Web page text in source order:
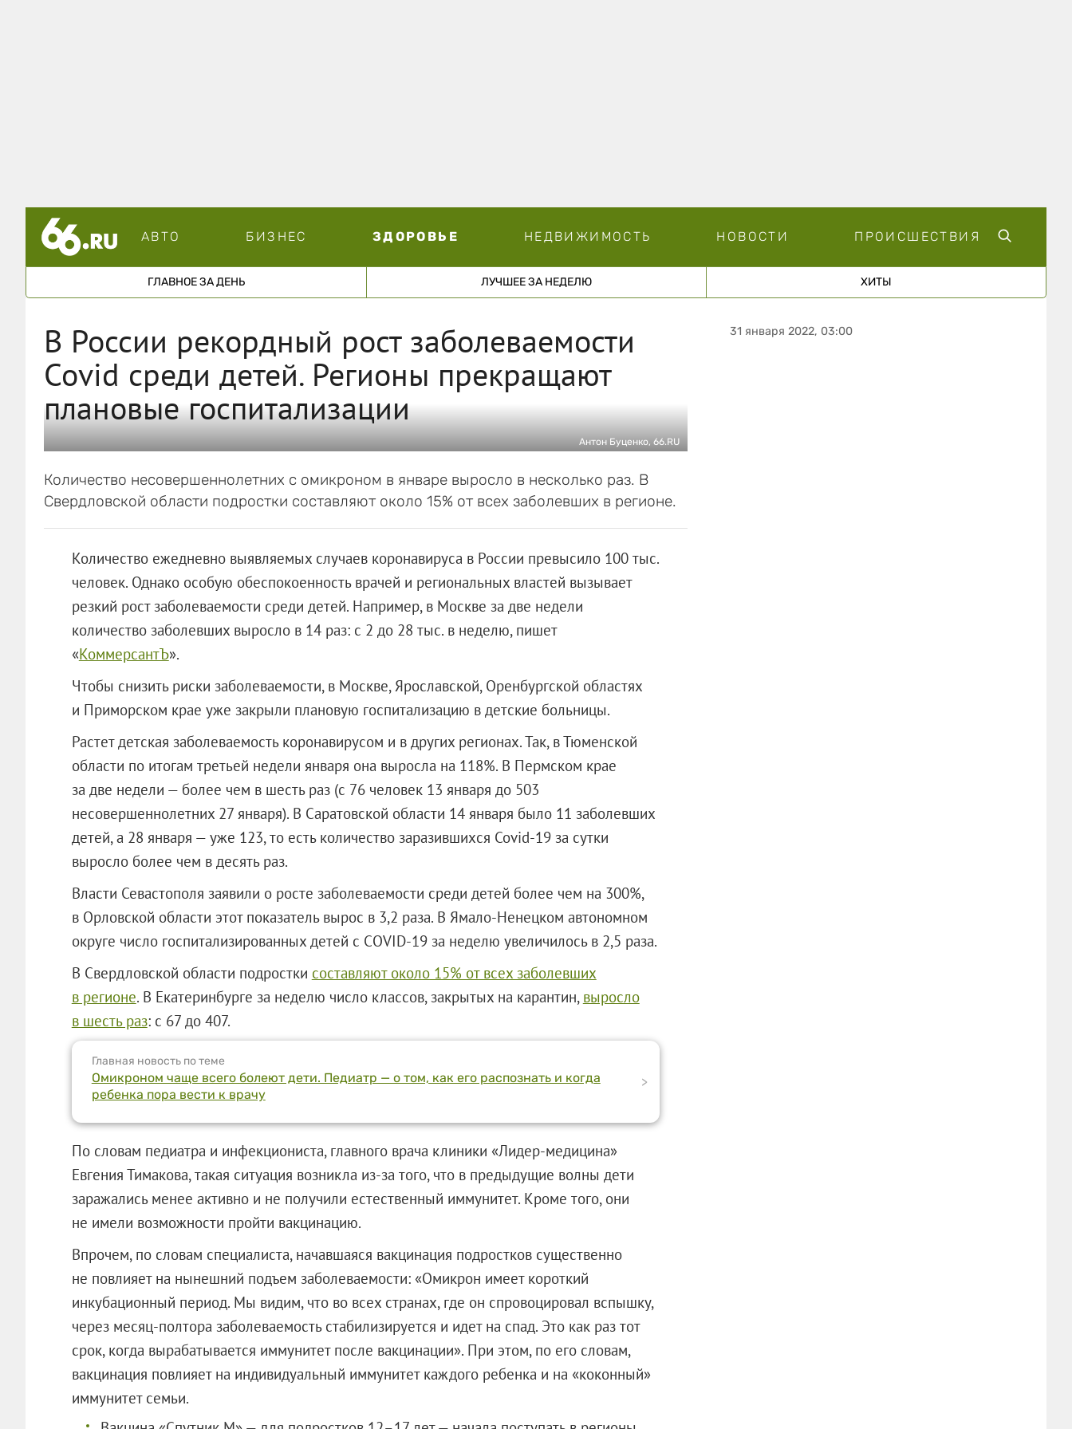
АВТО БИЗНЕС ЗДОРОВЬЕ НЕДВИЖИМОСТЬ НОВОСТИ ПРОИСШЕСТВИЯ
ГЛАВНОЕ ЗА ДЕНЬ ЛУЧШЕЕ ЗА НЕДЕЛЮ ХИТЫ
В России рекордный рост заболеваемости
Covid среди детей. Регионы прекращают
плановые госпитализации
Антон Буценко, 66.RU
Количество несовершеннолетних с омикроном в январе выросло в несколько раз. В
Свердловской области подростки составляют около 15% от всех заболевших в регионе.
Количество ежедневно выявляемых случаев коронавируса в России превысило 100 тыс.
человек. Однако особую обеспокоенность врачей и региональных властей вызывает
резкий рост заболеваемости среди детей. Например, в Москве за две недели
количество заболевших выросло в 14 раз: с 2 до 28 тыс. в неделю, пишет
«КоммерсантЪ».
Чтобы снизить риски заболеваемости, в Москве, Ярославской, Оренбургской областях
и Приморском крае уже закрыли плановую госпитализацию в детские больницы.
Растет детская заболеваемость коронавирусом и в других регионах. Так, в Тюменской
области по итогам третьей недели января она выросла на 118%. В Пермском крае
за две недели — более чем в шесть раз (с 76 человек 13 января до 503
несовершеннолетних 27 января). В Саратовской области 14 января было 11 заболевших
детей, а 28 января — уже 123, то есть количество заразившихся Covid-19 за сутки
выросло более чем в десять раз.
Власти Севастополя заявили о росте заболеваемости среди детей более чем на 300%,
в Орловской области этот показатель вырос в 3,2 раза. В Ямало-Ненецком автономном
округе число госпитализированных детей с COVID-19 за неделю увеличилось в 2,5 раза.
В Свердловской области подростки составляют около 15% от всех заболевших
в регионе. В Екатеринбурге за неделю число классов, закрытых на карантин, выросло
в шесть раз: с 67 до 407.
Главная новость по теме
Омикроном чаще всего болеют дети. Педиатр — о том, как его распознать и когда
ребенка пора вести к врачу
>
По словам педиатра и инфекциониста, главного врача клиники «Лидер-медицина»
Евгения Тимакова, такая ситуация возникла из-за того, что в предыдущие волны дети
заражались менее активно и не получили естественный иммунитет. Кроме того, они
не имели возможности пройти вакцинацию.
Впрочем, по словам специалиста, начавшаяся вакцинация подростков существенно
не повлияет на нынешний подъем заболеваемости: «Омикрон имеет короткий
инкубационный период. Мы видим, что во всех странах, где он спровоцировал вспышку,
через месяц-полтора заболеваемость стабилизируется и идет на спад. Это как раз тот
срок, когда вырабатывается иммунитет после вакцинации». При этом, по его словам,
вакцинация повлияет на индивидуальный иммунитет каждого ребенка и на «коконный»
иммунитет семьи.
31 января 2022, 03:00